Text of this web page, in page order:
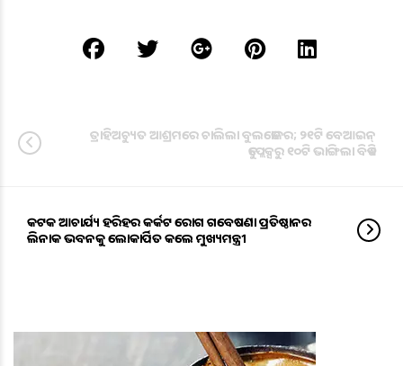
ତ୍ରାହିଅଚ୍ୟୁତ ଆଶ୍ରମରେ ଚାଲିଲା ବୁଲଡୋଜର; ୨୧ଟି ବେଆଇନ୍
ଡୁପ୍ଲେକ୍ସରୁ ୧୦ଟି ଭାଙ୍ଗିଲା ବିଡିଏ
କଟକ ଆଚାର୍ଯ୍ୟ ହରିହର କର୍କଟ ରୋଗ ଗବେଷଣା ପ୍ରତିଷ୍ଠାନର
ଲିନାକ ଭବନକୁ ଲୋକାର୍ପିତ କଲେ ମୁଖ୍ୟମନ୍ତ୍ରୀ